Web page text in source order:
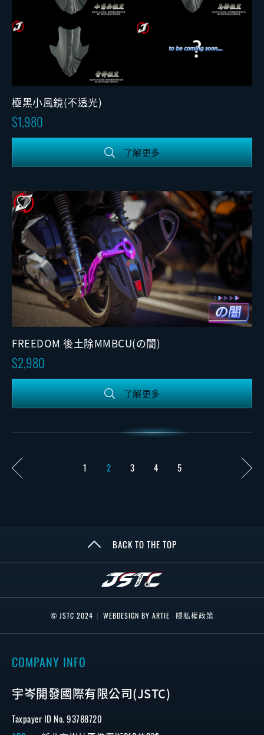
極黑小風鏡(不透光)
1,980
了解更多
FREEDOM 後土除MMBCU(の闇)
2,980
了解更多
1 2 3 4 5
BACK TO THE TOP
© JSTC 2024 | WEBDESIGN BY ARTIE 隱私權政策
COMPANY INFO
宇岑開發國際有限公司(JSTC)
Taxpayer ID No. 93788720